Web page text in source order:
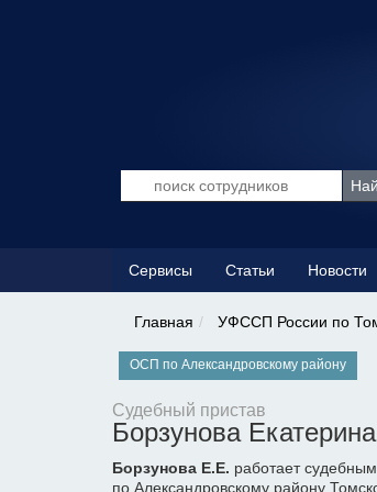
Сервисы Статьи Новости
Главная УФССП России по
ОСП по Александровскому району
Судебный пристав
Борзунова
Борзунова Е.Е. работает
по Александровскому району